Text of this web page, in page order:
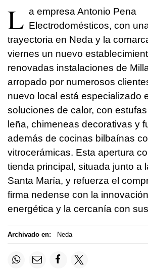
L a empresa Antonio Pena
Electrodomésticos, con
trayectoria en Neda y la
viernes un nuevo
renovadas instalaciones de
arropado por numerosos
nuevo local está especializado
soluciones de calor, con
leña, chimeneas decorativas y
además de cocinas bilbaínas
vitrocerámicas. Esta apertura
tienda principal, situada junto a
Santa María, y refuerza el
firma nedense con la
energética y la cercanía con
Archivado en: Neda